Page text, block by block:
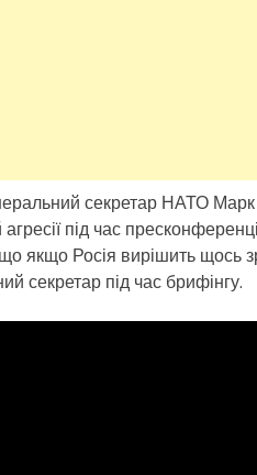
секретар НАТО Марк
агресії під час
якщо Росія вирішить щось
секретар під час брифінгу.